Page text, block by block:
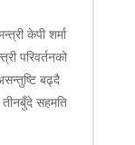
केपी शर्मा
परिवर्तनको
बढ्दै
सहमति